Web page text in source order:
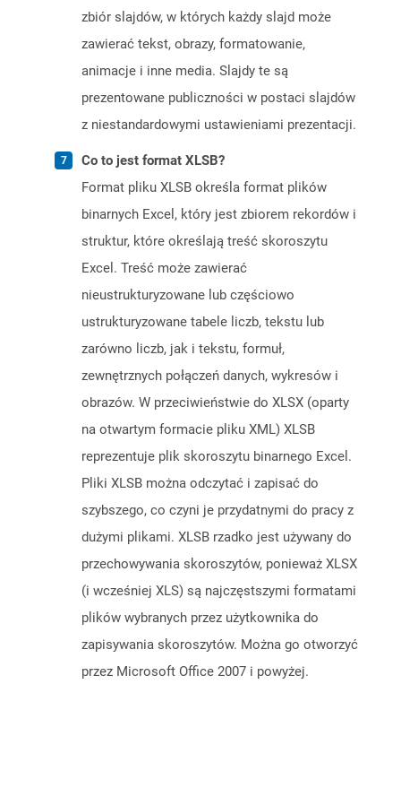
zbiór slajdów, w których każdy slajd może
zawierać tekst, obrazy, formatowanie,
animacje i inne media. Slajdy te są
prezentowane publiczności w postaci slajdów
z niestandardowymi ustawieniami prezentacji.
Co to jest format XLSB?
Format pliku XLSB określa format plików
binarnych Excel, który jest zbiorem rekordów i
struktur, które określają treść skoroszytu
Excel. Treść może zawierać
nieustrukturyzowane lub częściowo
ustrukturyzowane tabele liczb, tekstu lub
zarówno liczb, jak i tekstu, formuł,
zewnętrznych połączeń danych, wykresów i
obrazów. W przeciwieństwie do XLSX (oparty
na otwartym formacie pliku XML) XLSB
reprezentuje plik skoroszytu binarnego Excel.
Pliki XLSB można odczytać i zapisać do
szybszego, co czyni je przydatnymi do pracy z
dużymi plikami. XLSB rzadko jest używany do
przechowywania skoroszytów, ponieważ XLSX
(i wcześniej XLS) są najczęstszymi formatami
plików wybranych przez użytkownika do
zapisywania skoroszytów. Można go otworzyć
przez Microsoft Office 2007 i powyżej.